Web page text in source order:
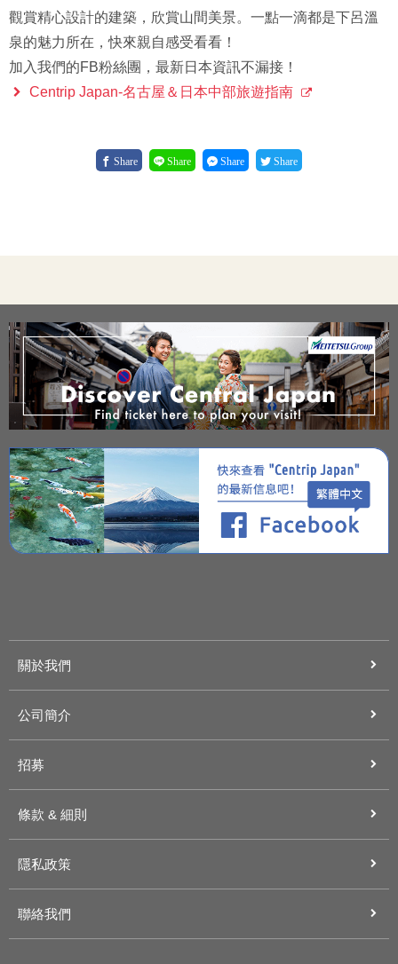
觀賞精心設計的建築，欣賞山間美景。一點一滴都是下呂溫
泉的魅力所在，快來親自感受看看！
加入我們的FB粉絲團，最新日本資訊不漏接！
Centrip Japan-名古屋＆日本中部旅遊指南
Share Share Share Share
關於我們
公司簡介
招募
條款 & 細則
隱私政策
聯絡我們